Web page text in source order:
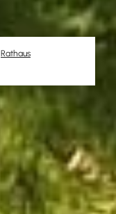
Rathaus